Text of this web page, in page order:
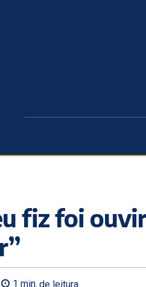
fiz foi
1 min. de leitura